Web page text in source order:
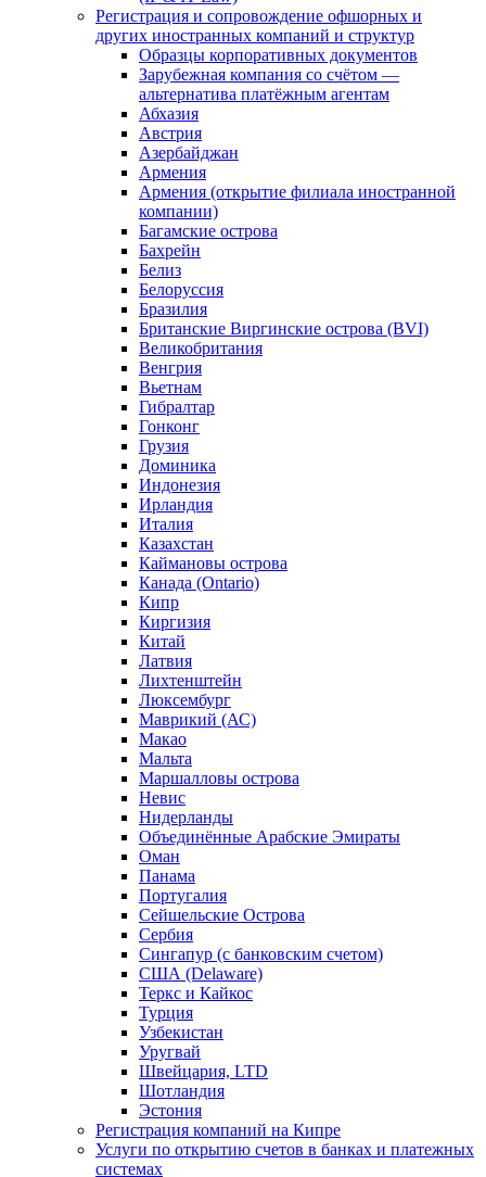
Регистрация и сопровождение офшорных и
других иностранных компаний и структур
Образцы корпоративных документов
Зарубежная компания со счётом —
альтернатива платёжным агентам
Абхазия
Австрия
Азербайджан
Армения
Армения (открытие филиала иностранной
компании)
Багамские острова
Бахрейн
Белиз
Белоруссия
Бразилия
Британские Виргинские острова (BVI)
Великобритания
Венгрия
Вьетнам
Гибралтар
Гонконг
Грузия
Доминика
Индонезия
Ирландия
Италия
Казахстан
Каймановы острова
Канада (Ontario)
Кипр
Киргизия
Китай
Латвия
Лихтенштейн
Люксембург
Маврикий (АС)
Макао
Мальта
Маршалловы острова
Нeвис
Нидерланды
Объединённые Арабские Эмираты
Оман
Панама
Португалия
Сейшельские Острова
Сербия
Сингапур (c банковским счетом)
США (Delaware)
Теркс и Кайкос
Турция
Узбекистан
Уругвай
Швейцария, LTD
Шотландия
Эстония
Регистрация компаний на Кипре
Услуги по открытию счетов в банках и платежных
системах